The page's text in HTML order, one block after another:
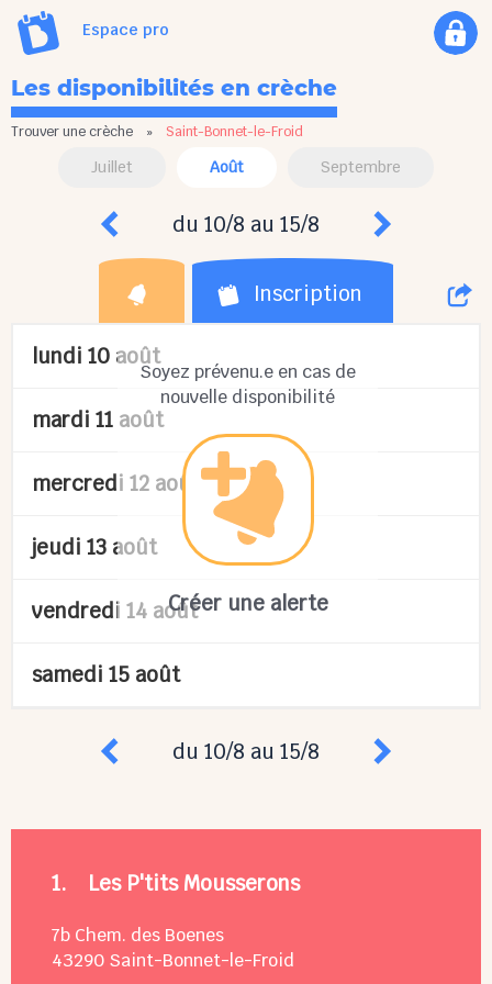
Espace pro
Les disponibilités en crèche
Trouver une crèche » Saint-Bonnet-le-Froid
Juillet Août Septembre
du 10/8 au 15/8
Inscription
Soyez prévenu.e en cas de
nouvelle disponibilité
Créer une alerte
lundi 10 août
mardi 11 août
mercredi 12 août
jeudi 13 août
vendredi 14 août
samedi 15 août
du 10/8 au 15/8
1. Les P'tits Mousserons
7b Chem. des Boenes
43290 Saint-Bonnet-le-Froid